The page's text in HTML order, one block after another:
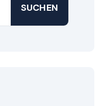
SUCHEN